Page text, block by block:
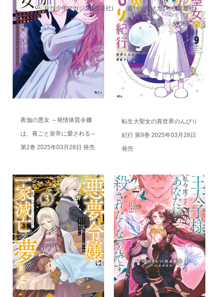
月刊少年マガジン (講談社)
週刊少年マガジン (講談社)
MORE
夜伽の悪女 ～発情体質令嬢
は、夜ごと皇帝に愛される～
第2巻 2025年03月28日 発売
転生大聖女の異世界のんびり
紀行 第9巻 2025年03月28日
発売